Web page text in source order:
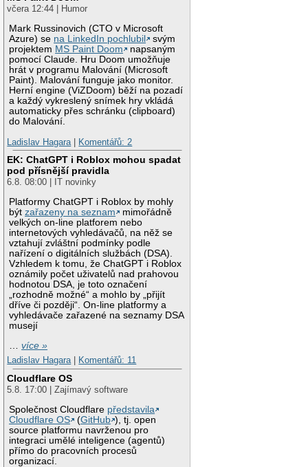
včera 12:44 | Humor
Mark Russinovich (CTO v Microsoft
Azure) se na LinkedIn pochlubil
svým
projektem MS Paint Doom
napsaným
pomocí Claude. Hru Doom umožňuje
hrát v programu Malování (Microsoft
Paint). Malování funguje jako monitor.
Herní engine (ViZDoom) běží na pozadí
a každý vykreslený snímek hry vkládá
automaticky přes schránku (clipboard)
do Malování.
Ladislav Hagara
Komentářů: 2
EK: ChatGPT i Roblox mohou spadat
pod přísnější pravidla
6.8. 08:00 | IT novinky
Platformy ChatGPT i Roblox by mohly
býtzařazeny na seznam
mimořádně
velkých on-line platforem nebo
internetových vyhledávačů, na něž se
vztahují zvláštní podmínky podle
nařízení o digitálních službách (DSA).
Vzhledem k tomu, že ChatGPT i Roblox
oznámily počet uživatelů nad prahovou
hodnotou DSA, je toto označení
„rozhodně možné“ a mohlo by „přijít
dříve či později“. On-line platformy a
vyhledávače zařazené na seznamy DSA
musejí
…více »
Ladislav Hagara| Komentářů: 11
Cloudflare OS
5.8. 17:00 | Zajímavý software
Společnost Cloudflare představila
Cloudflare OS
(GitHub ), tj. open
source platformu navrženou pro
integraci umělé inteligence (agentů)
přímo do pracovních procesů
organizací.